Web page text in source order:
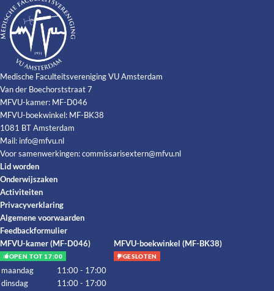
Medische Faculteitsvereniging VU Amsterdam
Van der Boechorststraat 7
MFVU-kamer: MF-D046
MFVU-boekwinkel: MF-BK38
1081 BT Amsterdam
Mail: info@mfvu.nl
Voor samenwerkingen:commissarisextern@mfvu.nl
Lid worden
Onderwijszaken
Activiteiten
Privacyverklaring
Algemene voorwaarden
Feedbackformulier
MFVU-kamer (MF-D046)
OPEN TOT 17:00
maandag
11:00 - 17:00
dinsdag
11:00 - 17:00
MFVU-boekwinkel (MF-BK38)
GESLOTEN